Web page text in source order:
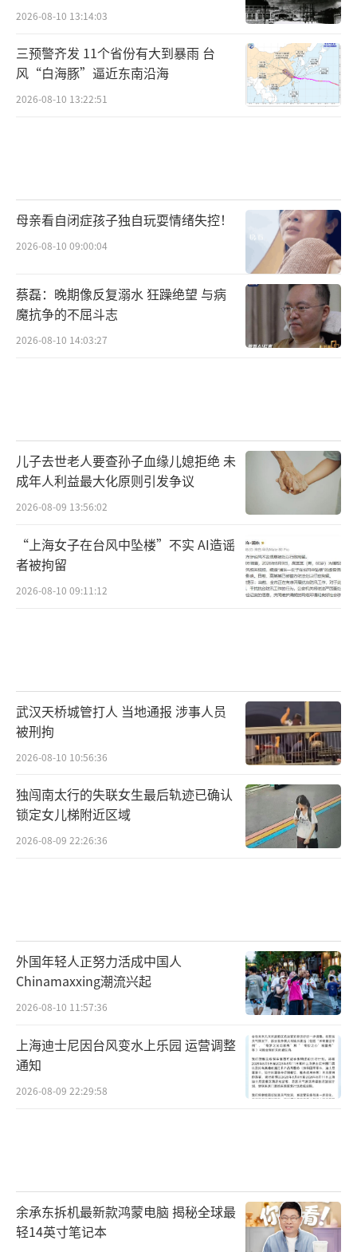
2026-08-10 13:14:03
三预警齐发 11个省份有大到暴雨 台
风“白海豚”逼近东南沿海
2026-08-10 13:22:51
母亲看自闭症孩子独自玩耍情绪失控！
2026-08-10 09:00:04
蔡磊：晚期像反复溺水 狂躁绝望 与病
魔抗争的不屈斗志
2026-08-10 14:03:27
儿子去世老人要查孙子血缘儿媳拒绝 未
成年人利益最大化原则引发争议
2026-08-09 13:56:02
“上海女子在台风中坠楼”不实 AI造谣
者被拘留
2026-08-10 09:11:12
武汉天桥城管打人 当地通报 涉事人员
被刑拘
2026-08-10 10:56:36
独闯南太行的失联女生最后轨迹已确认
锁定女儿梯附近区域
2026-08-09 22:26:36
外国年轻人正努力活成中国人
Chinamaxxing潮流兴起
2026-08-10 11:57:36
上海迪士尼因台风变水上乐园 运营调整
通知
2026-08-09 22:29:58
余承东拆机最新款鸿蒙电脑 揭秘全球最
轻14英寸笔记本